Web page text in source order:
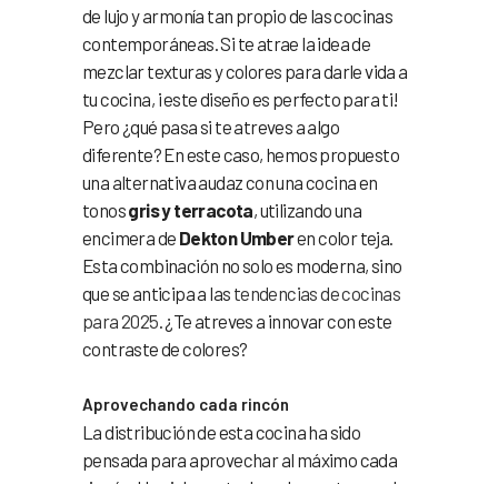
de lujo y armonía tan propio de las cocinas
contemporáneas. Si te atrae la idea de
mezclar texturas y colores para darle vida a
tu cocina, ¡este diseño es perfecto para ti!
Pero ¿qué pasa si te atreves a algo
diferente? En este caso, hemos propuesto
una alternativa audaz con una cocina en
tonosgris y terracota, utilizando una
encimera de Dekton Umberen color teja.
Esta combinación no solo es moderna, sino
que se anticipa a las tendencias de cocinas
para 2025 . ¿Te atreves a innovar con este
contraste de colores?
Aprovechando cada rincón
La distribución de esta cocina ha sido
pensada para aprovechar al máximo cada